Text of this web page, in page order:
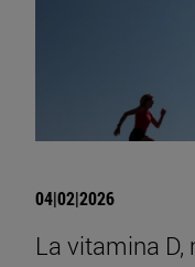
04|02|2026
La vitamina D,